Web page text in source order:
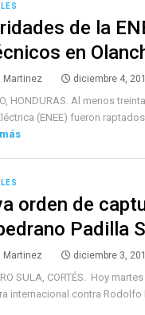
de la
en
Martinez diciembre 4,
HONDURAS. Al menos
(ENEE) fueron
orden de
Padilla
Martinez diciembre 3,
SULA, CORTÉS. Hoy
internacional contra Rodolfo